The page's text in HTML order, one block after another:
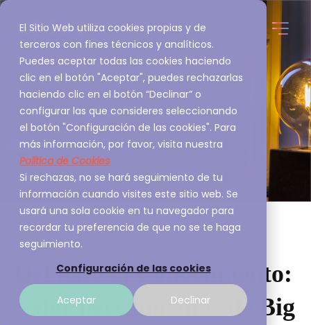
El Sitio Web utiliza cookies propias y de
terceros con fines técnicos y analíticos.
Puedes aceptar todas las cookies haciendo
clic en el botón "Aceptar", puedes rechazarlas
haciendo clic en el botón “Declinar” o
configurar las que consideres seleccionando
el botón "Configuración de las cookies". Para
más información, por favor, visita nuestra
Política de Cookies
Si rechazas, no se hará seguimiento de tu
información cuando visites este sitio web. Se
usará una sola cookie en tu navegador para
recordar tu preferencia de que no se te haga
seguimiento.
Configuración de las cookies
Aceptar Declinar
Del dato al Conocimiento:
Valor herramientas de Big